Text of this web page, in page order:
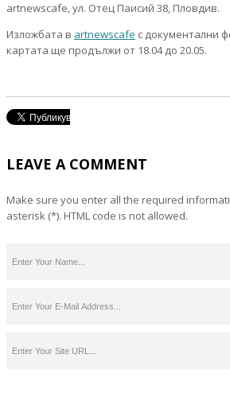
artnewscafe, ул. Отец Паисий 38, Пловдив.
Изложбата в artnewscafe с документални
картата ще продължи от 18.04 до 20.05.
LEAVE A COMMENT
Make sure you enter all the required
asterisk (*). HTML code is not allowed.